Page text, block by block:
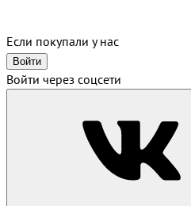
Если покупали у нас
Войти
Войти через соцсети